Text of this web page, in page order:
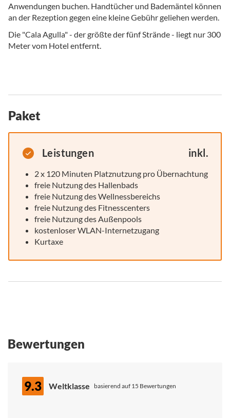
Anwendungen buchen. Handtücher und Bademäntel können
an der Rezeption gegen eine kleine Gebühr geliehen werden.
Die "Cala Agulla" - der größte der fünf Strände - liegt nur 300
Meter vom Hotel entfernt.
Paket
Leistungen inkl.
2 x 120 Minuten Platznutzung pro Übernachtung
freie Nutzung des Hallenbads
freie Nutzung des Wellnessbereichs
freie Nutzung des Fitnesscenters
freie Nutzung des Außenpools
kostenloser WLAN-Internetzugang
Kurtaxe
Bewertungen
9.3 Weltklasse basierend auf 15 Bewertungen